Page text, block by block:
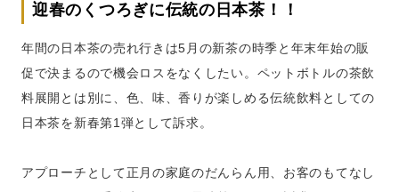
迎春のくつろぎに伝統の日本茶！！
年間の日本茶の売れ行きは5月の新茶の時季と年末年始の販
促で決まるので機会ロスをなくしたい。ペットボトルの茶飲
料展開とは別に、色、味、香りが楽しめる伝統飲料としての
日本茶を新春第1弾として訴求。
アプローチとして正月の家庭のだんらん用、お客のもてなし